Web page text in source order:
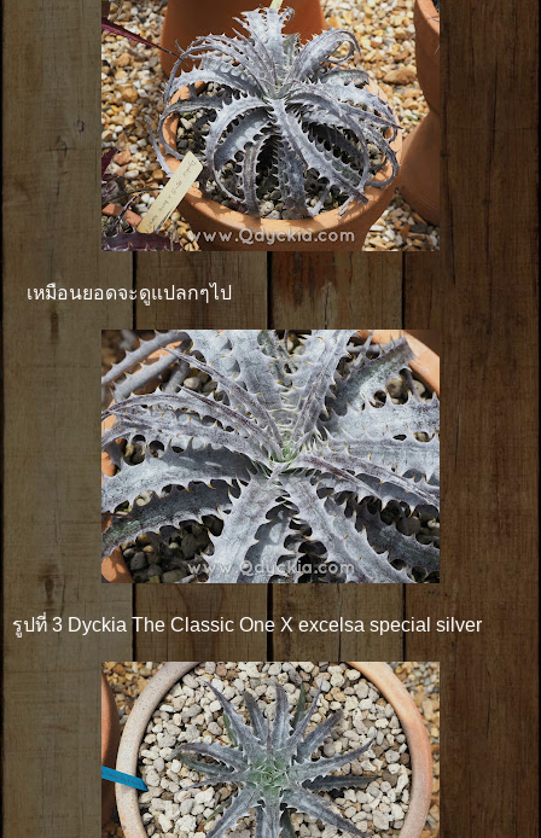
เหมือนยอดจะดูแปลกๆไป
รูปที่ 3 Dyckia The Classic One X excelsa special silver